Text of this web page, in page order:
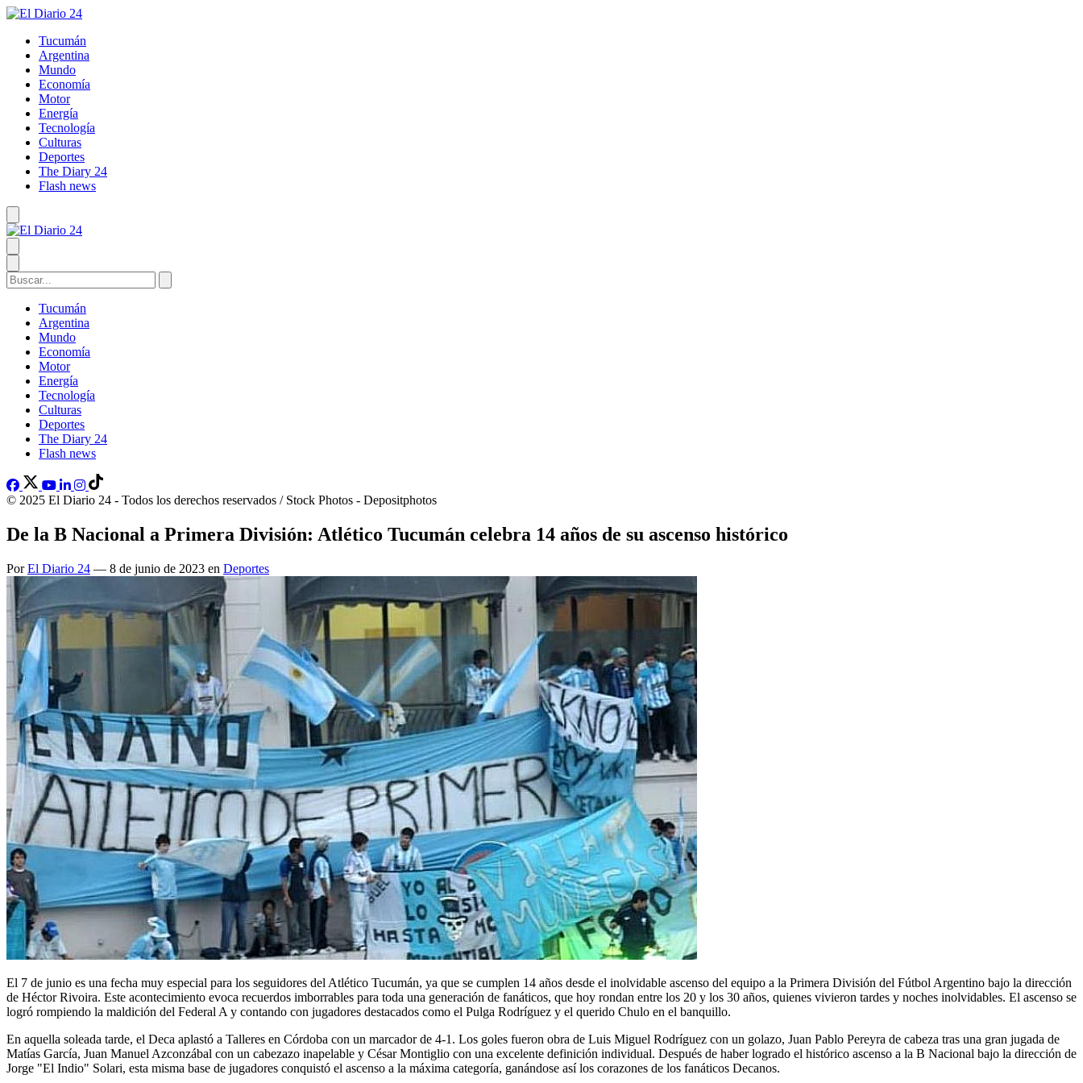
Tucumán
Argentina
Mundo
Economía
Motor
Energía
Tecnología
Culturas
Deportes
The Diary 24
Flash news
Tucumán
Argentina
Mundo
Economía
Motor
Energía
Tecnología
Culturas
Deportes
The Diary 24
Flash news
© 2025 El Diario 24 - Todos los derechos reservados / Stock Photos - Depositphotos
De la B Nacional a Primera División: Atlético Tucumán celebra 14 años de su ascenso histórico
PorEl Diario 24 — 8 de junio de 2023 en Deportes
El 7 de junio es una fecha muy especial para los seguidores del Atlético Tucumán, ya que se cumplen 14 años desde el inolvidable ascenso del equipo a la Primera División del Fútbol Argentino bajo la dirección
de Héctor Rivoira. Este acontecimiento evoca recuerdos imborrables para toda una generación de fanáticos, que hoy rondan entre los 20 y los 30 años, quienes vivieron tardes y noches inolvidables. El ascenso se
logró rompiendo la maldición del Federal A y contando con jugadores destacados como el Pulga Rodríguez y el querido Chulo en el banquillo.
En aquella soleada tarde, el Deca aplastó a Talleres en Córdoba con un marcador de 4-1. Los goles fueron obra de Luis Miguel Rodríguez con un golazo, Juan Pablo Pereyra de cabeza tras una gran jugada de
Matías García, Juan Manuel Azconzábal con un cabezazo inapelable y César Montiglio con una excelente definición individual. Después de haber logrado el histórico ascenso a la B Nacional bajo la dirección de
Jorge "El Indio" Solari, esta misma base de jugadores conquistó el ascenso a la máxima categoría, ganándose así los corazones de los fanáticos Decanos.